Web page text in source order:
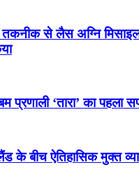
से लैस अग्नि
प्रणाली ‘तारा’ का पहला
के बीच ऐतिहासिक मुक्त